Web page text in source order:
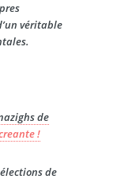
véritable
de
!
de